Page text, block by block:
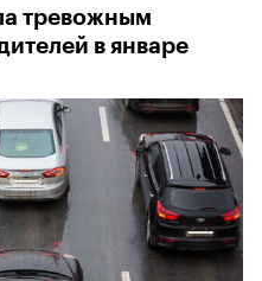
тревожным
в январе